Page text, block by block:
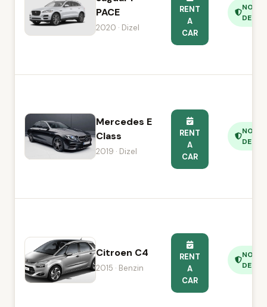
PACE
2020 · Dizel
RENT
A
CAR
NO
Mercedes E
Class
2019 · Dizel
RENT
A
CAR
NO
Citroen C4
2015 · Benzin
RENT
A
CAR
NO